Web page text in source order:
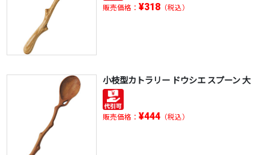
販売価格： ¥318（税込）
小枝型カトラリー ドウシエ スプーン 大
販売価格： ¥444（税込）